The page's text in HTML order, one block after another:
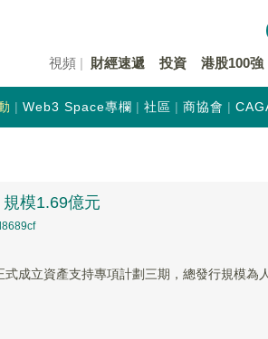
視頻 財經速遞 投資 港股100強
Web3 Space專欄 社區 商協會
模1.69億元
成立資產支持專項計劃三期，總發行規模為